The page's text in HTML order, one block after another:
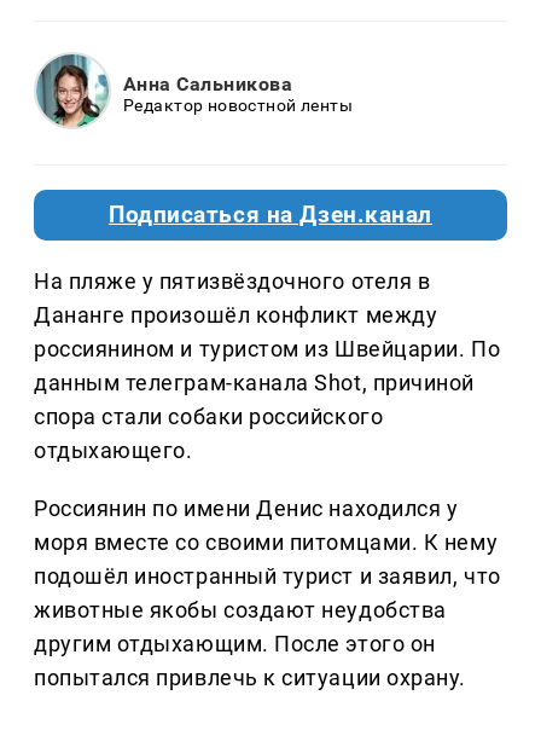
Анна Сальникова
Редактор новостной ленты
Подписаться на Дзен.канал
На пляже у пятизвёздочного отеля в
Дананге произошёл конфликт между
россиянином и туристом из Швейцарии. По
данным телеграм-канала Shot, причиной
спора стали собаки российского
отдыхающего.
Россиянин по имени Денис находился у
моря вместе со своими питомцами. К нему
подошёл иностранный турист и заявил, что
животные якобы создают неудобства
другим отдыхающим. После этого он
попытался привлечь к ситуации охрану.